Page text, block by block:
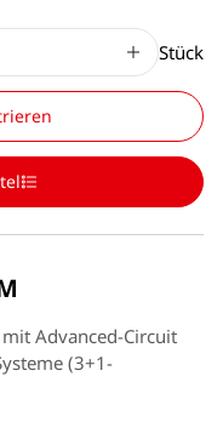
Stück
Advanced-Circuit
(3+1-